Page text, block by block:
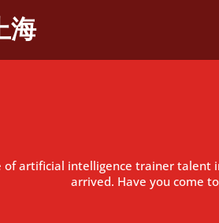
海
of artificial intelligence trainer talent
arrived. Have you come